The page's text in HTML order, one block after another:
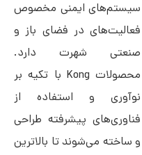
سیستم‌های ایمنی مخصوص
فعالیت‌های در فضای باز و
صنعتی شهرت دارد.
محصولات Kong با تکیه بر
نوآوری و استفاده از
فناوری‌های پیشرفته طراحی
و ساخته می‌شوند تا بالاترین